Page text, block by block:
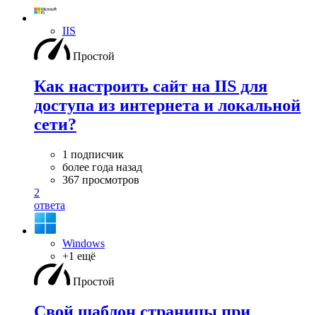
IIS
Простой
Как настроить сайт на IIS для
доступа из интернета и локальной
сети?
1 подписчик
более года назад
367 просмотров
2
ответа
Windows
+1 ещё
Простой